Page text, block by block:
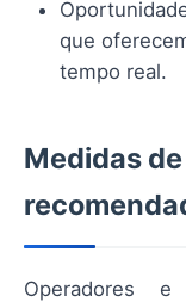
que
tempo real.
Medidas
Operadores